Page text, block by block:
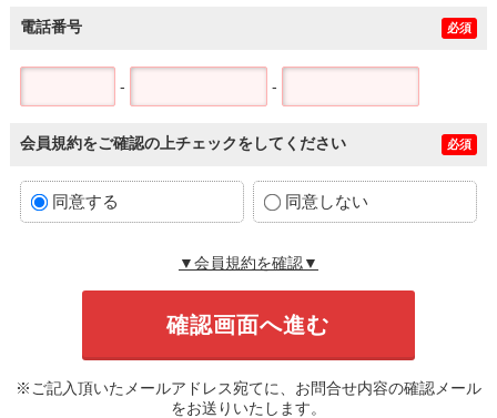
電話番号 必須
- -
会員規約をご確認の上チェックをしてください 必須
同意する 同意しない
▼会員規約を確認▼
※ご記入頂いたメールアドレス宛てに、お問合せ内容の確認メール
をお送りいたします。